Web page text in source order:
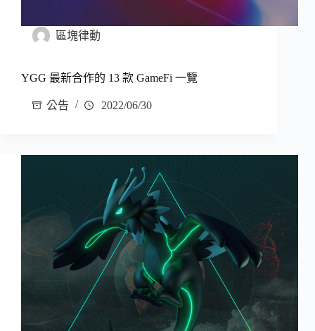
區塊律動
YGG 最新合作的 13 款 GameFi 一覽
公告 2022/06/30